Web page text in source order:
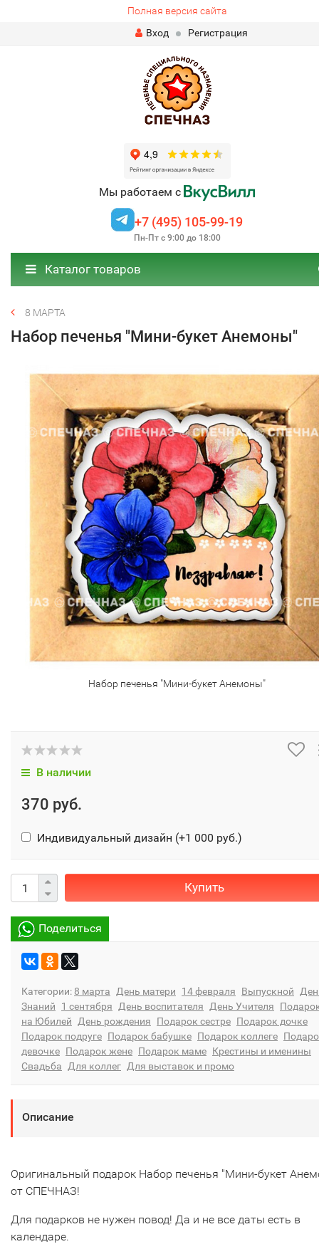
Полная версия сайта
Вход
Регистрация
Мы работаем с
+7 (495) 105-99-19
Пн-Пт с 9:00 до 18:00
Каталог товаров
8 МАРТА
Набор печенья "Мини-букет Анемоны"
Набор печенья "Мини-букет Анемоны"
В наличии
370 руб.
Индивидуальный дизайн (+1 000 руб.)
Купить
Поделиться
Категории: 8 марта День матери 14 февраля Выпускной
Знаний
1 сентября День воспитателя День Учителя
на Юбилей
День рождения Подарок сестре Подарок дочке
Подарок подруге Подарок бабушке Подарок коллеге
девочке Подарок жене Подарок маме Крестины и именины
Свадьба
Для коллег Для выставок и промо
Описание
Оригинальный подарок Набор печенья "Мини-букет
от СПЕЧНАЗ!
Для подарков не нужен повод! Да и не все даты есть в
календаре.